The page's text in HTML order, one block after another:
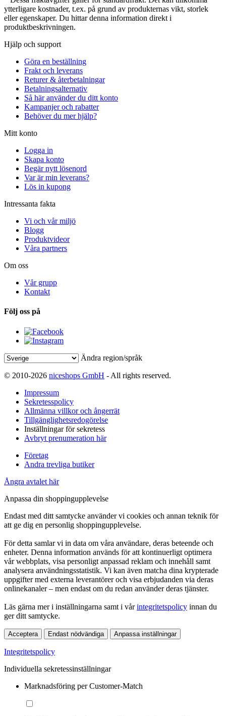
ytterligare kostnader, t.ex. på grund av produkternas vikt, storlek
eller egenskaper. Du hittar denna information direkt i
produktbeskrivningen.
Hjälp och support
Göra en beställning
Frakt och leverans
Returer & återbetalningar
Betalningsalternativ
Så här använder du ditt konto
Kampanjer och rabatter
Behöver du mer hjälp?
Mitt konto
Logga in
Skapa konto
Begär nytt lösenord
Var är min leverans?
Lös in kupong
Intressanta fakta
Vi och vår miljö
Blogg
Produktvideor
Våra partners
Om oss
Vår grupp
Kontakt
Följ oss på
Ändra region/språk
© 2010-2026 niceshops GmbH - All rights reserved.
Impressum
Sekretesspolicy
Allmänna villkor och ångerrät
Tillgänglighetsredogörelse
Inställningar för sekretess
Avbryt prenumeration här
Företag
Andra trevliga butiker
Ångra avtalet här
Anpassa din shoppingupplevelse
Endast med ditt samtycke använder vi cookies och annan teknik för
att ge dig en personlig shoppingupplevelse.
För detta samlar vi in data om våra användare, deras beteende och
enheter. Denna information används för att kontinuerligt optimera
vår webbplats, visa personligt anpassad reklam och innehåll samt
analysera användningsstatistik. Vi kan även matcha dina krypterade
uppgifter med externa leverantörer och visa erbjudanden via deras
onlinekanaler – men endast om du redan använder deras tjänster.
Läs gärna mer i inställningarna samt i vårintegritetspolicy innan du
ger ditt samtycke.
Acceptera Endast nödvändiga Anpassa inställningar
Integritetspolicy
Individuella sekretessinställningar
Marknadsföring per Customer-Match